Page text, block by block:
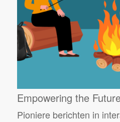
Empowering the
Pioniere berichten in